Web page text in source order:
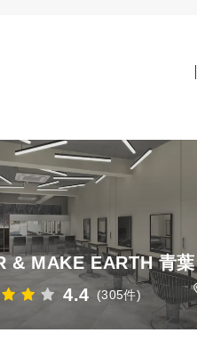
& MAKE EARTH 青
4.4 (305件)